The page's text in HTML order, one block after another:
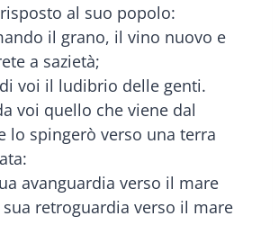
al suo popolo:
il grano, il vino nuovo e
a sazietà;
voi il ludibrio delle genti.
voi quello che viene dal
lo spingerò verso una terra
avanguardia verso il mare
sua retroguardia verso il mare